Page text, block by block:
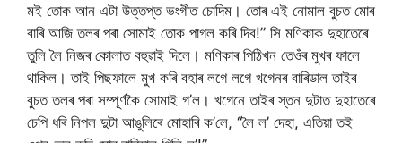
মই তোক আন এটা উত্তপ্ত ভংগীত চোদিম। তোৰ এই নোমাল বুচত মোৰ
বাৰি আজি তলৰ পৰা সোমাই তোক পাগল কৰি দিব!” সি মণিকাক দুহাতেৰে
তুলি লৈ নিজৰ কোলাত বহুৱাই দিলে। মণিকাৰ পিঠিখন তেওঁৰ মুখৰ ফালে
থাকিল। তাই পিছফালে মুখ কৰি বহাৰ লগে লগে খগেনৰ বাৰিডাল তাইৰ
বুচত তলৰ পৰা সম্পূৰ্ণকৈ সোমাই গ’ল। খগেনে তাইৰ স্তন দুটাত দুহাতেৰে
চেপি ধৰি নিপল দুটা আঙুলিৰে মোহাৰি ক’লে, “লৈ ল’ দেহা, এতিয়া তই